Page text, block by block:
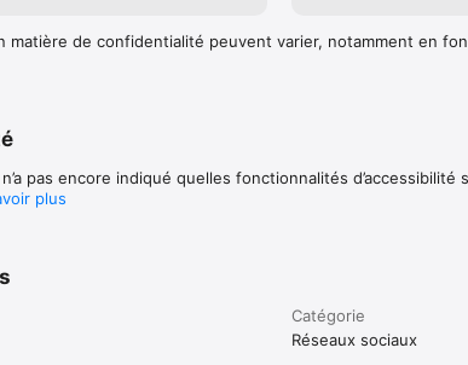
matière de confidentialité peuvent varier, notamment en
pas encore indiqué quelles fonctionnalités
plus
Catégorie
Réseaux sociaux